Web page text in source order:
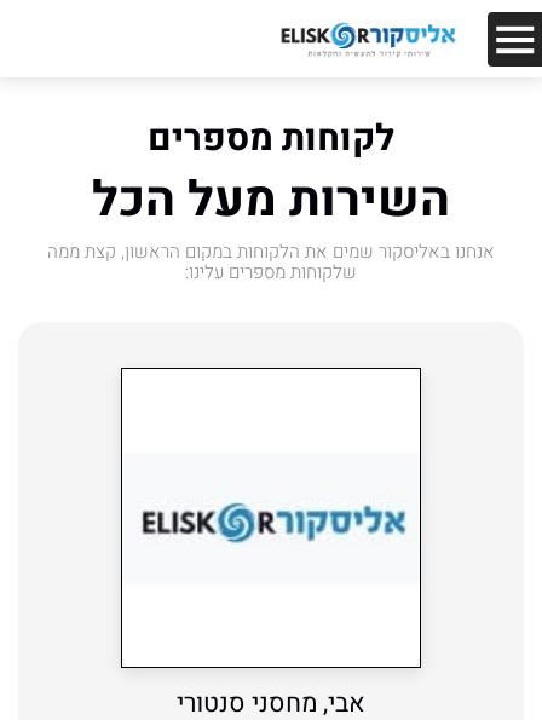
לקוחות מספרים
השירות מעל הכל
אנחנו באליסקור שמים את הלקוחות במקום הראשון, קצת ממה
שלקוחות מספרים עלינו:
אבי, מחסני סנטורי